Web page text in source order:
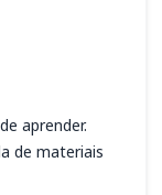
aprender.
de materiais